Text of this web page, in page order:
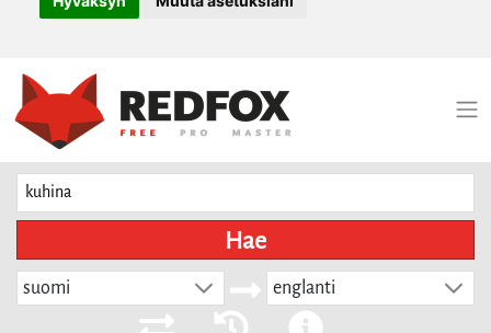
Hae
suomi englanti